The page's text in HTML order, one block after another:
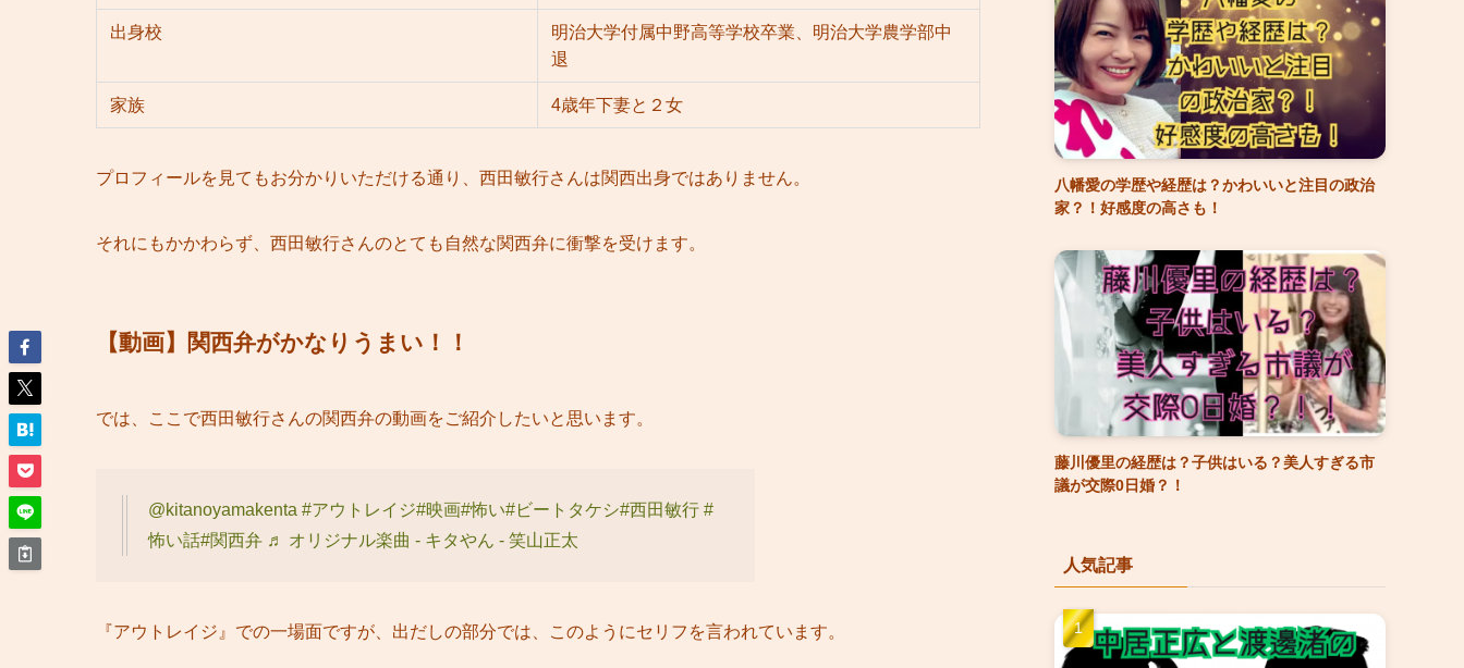
出身校
明治大学付属中野高等学校卒業、明治大学農学部中
退
家族 4歳年下妻と２女
プロフィールを見てもお分かりいただける通り、西田敏行さんは関西出身ではありません。
それにもかかわらず、西田敏行さんのとても自然な関西弁に衝撃を受けます。
【動画】関西弁がかなりうまい！！
では、ここで西田敏行さんの関西弁の動画をご紹介したいと思います。
@kitanoyamakenta #アウトレイジ#映画#怖い#ビートタケシ#西田敏行 #
怖い話#関西弁 ♬ オリジナル楽曲 - キタやん - 笑山正太
『アウトレイジ』での一場面ですが、出だしの部分では、このようにセリフを言われています。
八幡愛の学歴や経歴は？かわいいと注目の政治
家？！好感度の高さも！
藤川優里の経歴は？子供はいる？美人すぎる市
議が交際0日婚？！
人気記事